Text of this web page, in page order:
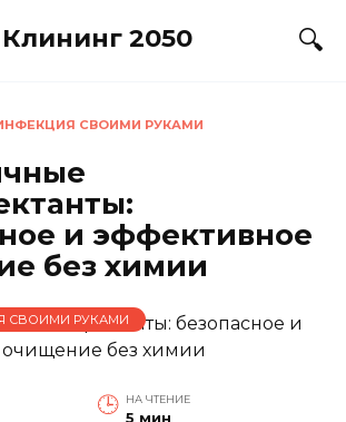
Клининг 2050
СВОИМИ РУКАМИ
и эффективное
без химии
СВОИМИ РУКАМИ
НА ЧТЕНИЕ
5 мин